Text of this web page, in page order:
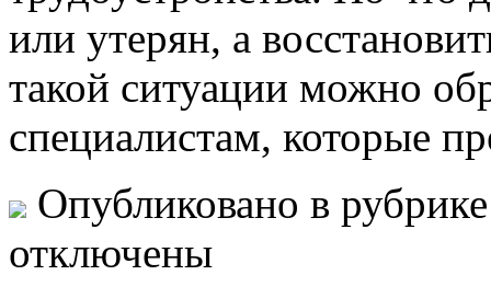
или утерян, а
такой ситуации можно
специалистам, которые
Опубликовано в
отключены